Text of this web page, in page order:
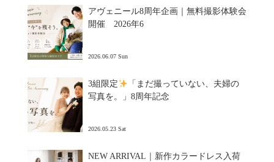
アヴェニール8周年企画｜無料撮影体験会
開催 2026年6
2026.06.07 Sun
3組限定
「まだ撮っていない、夫婦の
写真を。」8周年記念
2026.05.23 Sat
NEW ARRIVAL｜新作カラードレス入荷